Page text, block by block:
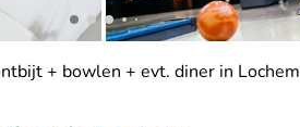
+ bowlen + evt. diner in Lochem